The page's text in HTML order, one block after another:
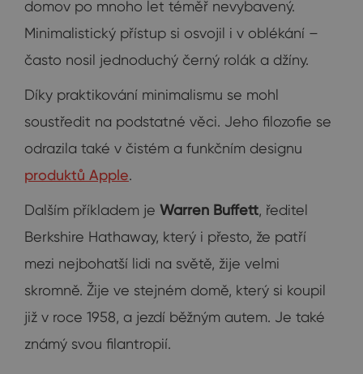
domov po mnoho let téměř nevybavený.
Minimalistický přístup si osvojil i v oblékání –
často nosil jednoduchý černý rolák a džíny.
Díky praktikování minimalismu se mohl
soustředit na podstatné věci. Jeho filozofie se
odrazila také v čistém a funkčním designu
produktů Apple.
Dalším příkladem je Warren Buffett, ředitel
Berkshire Hathaway, který i přesto, že patří
mezi nejbohatší lidi na světě, žije velmi
skromně. Žije ve stejném domě, který si koupil
již v roce 1958, a jezdí běžným autem. Je také
známý svou filantropií.